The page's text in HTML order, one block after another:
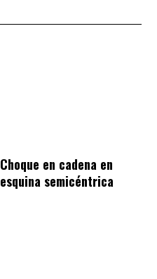
Choque en cadena en
esquina semicéntrica